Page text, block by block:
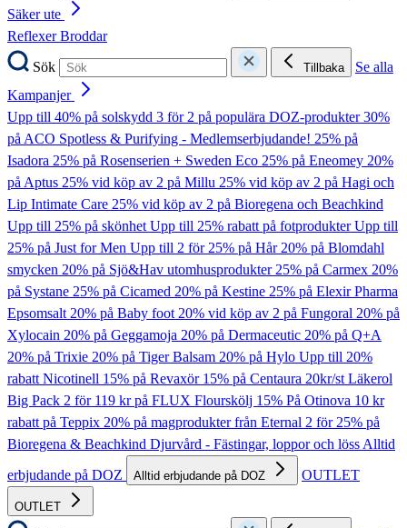
Säker ute
ReflexerBroddar
Sök
Tillbaka
Se alla
Kampanjer
Upp till 40% på solskydd 3 för 2 på populära DOZ-produkter30%
på ACO Spotless & Purifying - Medlemserbjudande! 25% på
Isadora 25% på Rosenserien + Sweden Eco 25% på Eneomey 20%
på Aptus 25% vid köp av 2 på Millu 25% vid köp av 2 på Hagi och
Lip Intimate Care 25% vid köp av 2 på Bioregena och Beachkind
Upp till 25% på skönhetUpp till 25% rabatt på fotprodukterUpp till
25% på Just for Men Upp till 2 för 25% på Hår20% på Blomdahl
smycken 20% på Sjö&Hav utomhusprodukter25% på Carmex 20%
på Systane 25% på Cicamed 20% på Kestine 25% på Elexir Pharma
Epsomsalt20% på Baby foot20% vid köp av 2 på Fungoral 20% på
Xylocain 20% på Geggamoja 20% på Dermaceutic 20% på Q+A
20% på Trixie 20% på Tiger Balsam 20% på Hylo Upp till 20%
rabatt Nicotinell 15% på Revaxör 15% på Centaura 20kr/st Läkerol
Big Pack 2 för 119 kr på FLUX Flourskölj 15% På Otinova 10 kr
rabatt på Teppix 20% på magprodukter från Eternal 2 för 25% på
Bioregena & Beachkind Djurvård - Fästingar, loppor och lössAlltid
erbjudande på DOZ
Alltid erbjudande på DOZ OUTLET
OUTLET